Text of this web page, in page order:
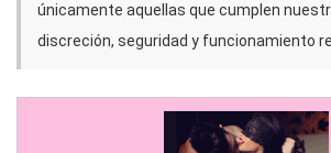
únicamente aquellas que cumplen
discreción, seguridad y funcionamiento